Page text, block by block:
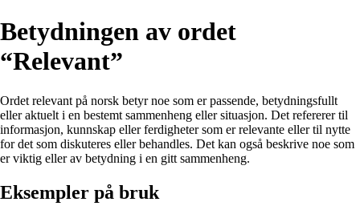
Betydningen av ordet
“Relevant”
Ordet relevant på norsk betyr noe som er passende, betydningsfullt
eller aktuelt i en bestemt sammenheng eller situasjon. Det refererer til
informasjon, kunnskap eller ferdigheter som er relevante eller til nytte
for det som diskuteres eller behandles. Det kan også beskrive noe som
er viktig eller av betydning i en gitt sammenheng.
Eksempler på bruk